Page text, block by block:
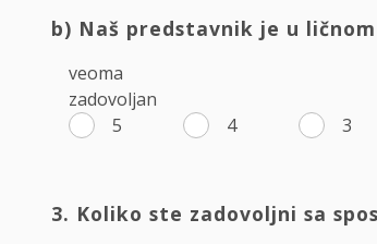
b) Naš predstavnik je u
veoma
zadovoljan
5
4 3
3. Koliko ste zadovoljni sa